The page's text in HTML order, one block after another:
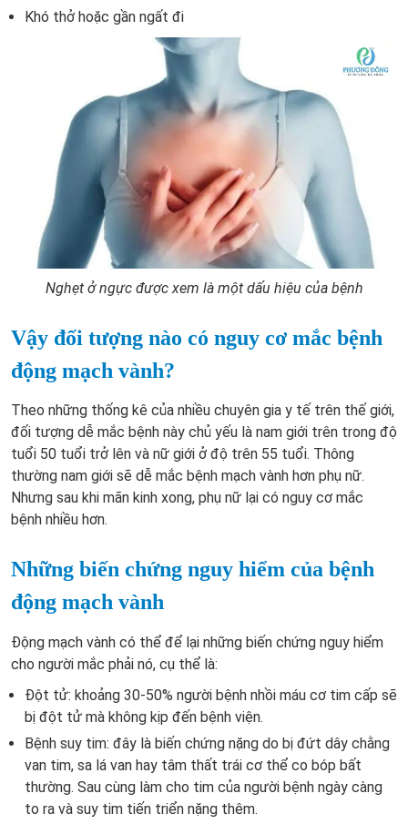
Khó thở hoặc gần ngất đi
Nghẹt ở ngực được xem là một dấu hiệu của bệnh
Vậy đối tượng nào có nguy cơ mắc bệnh
động mạch vành?
Theo những thống kê của nhiều chuyên gia y tế trên thế giới,
đối tượng dễ mắc bệnh này chủ yếu là nam giới trên trong độ
tuổi 50 tuổi trở lên và nữ giới ở độ trên 55 tuổi. Thông
thường nam giới sẽ dễ mắc bệnh mạch vành hơn phụ nữ.
Nhưng sau khi mãn kinh xong, phụ nữ lại có nguy cơ mắc
bệnh nhiều hơn.
Những biến chứng nguy hiểm của bệnh
động mạch vành
Động mạch vành có thể để lại những biến chứng nguy hiểm
cho người mắc phải nó, cụ thể là:
Đột tử: khoảng 30-50% người bệnh nhồi máu cơ tim cấp sẽ
bị đột tử mà không kịp đến bệnh viện.
Bệnh suy tim: đây là biến chứng nặng do bị đứt dây chằng
van tim, sa lá van hay tâm thất trái cơ thể co bóp bất
thường. Sau cùng làm cho tim của người bệnh ngày càng
to ra và suy tim tiến triển nặng thêm.